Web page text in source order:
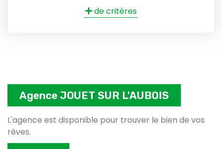
de critères
Agence JOUET SUR L'AUBOIS
L'agence est disponible pour trouver le bien de vos
rêves.